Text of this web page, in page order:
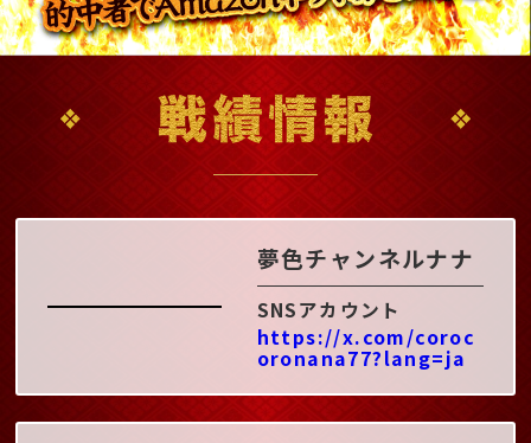
夢色チャンネルナナ
SNSアカウント
https://x.com/coroc
oronana77?lang=ja